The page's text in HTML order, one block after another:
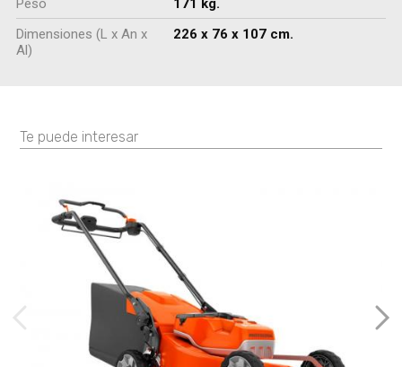
Peso
171 kg.
Dimensiones (L x An x
Al)
226 x 76 x 107 cm.
Te puede interesar
imágenes anteriores